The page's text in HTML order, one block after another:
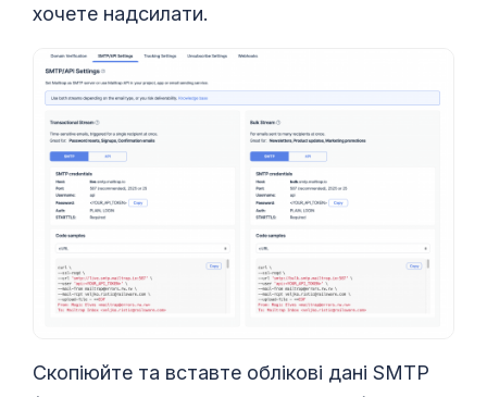
хочете надсилати.
Скопіюйте та вставте облікові дані SMTP